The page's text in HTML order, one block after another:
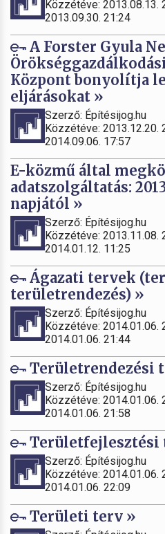
Közzétéve:
2013.09.30. 21:24
A Forster Gyula
Központ bonyolítja
eljárásokat »
Szerző: Építésijog.hu
Közzétéve:
2014.09.06. 17:57
E-közmű által
adatszolgáltatás:
napjától »
Szerző: Építésijog.hu
Közzétéve:
2014.01.12. 11:25
Ágazati tervek
területrendezés) »
Szerző: Építésijog.hu
Közzétéve:
2014.01.06. 21:44
Területrendezési
Szerző: Építésijog.hu
Közzétéve:
2014.01.06. 21:58
Területfejlesztési
Szerző: Építésijog.hu
Közzétéve:
2014.01.06. 22:09
Területi terv »